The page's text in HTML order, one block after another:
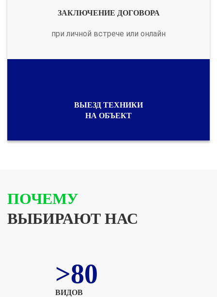
ЗАКЛЮЧЕНИЕ ДОГОВОРА
при личной встрече или онлайн
ВЫЕЗД ТЕХНИКИ
НА ОБЪЕКТ
ПОЧЕМУ
ВЫБИРАЮТ НАС
>80
ВИДОВ